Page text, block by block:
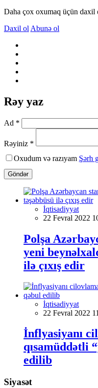
Daha çox oxumaq üçün daxil
Daxil ol Abunə ol
Rəy yaz
Ad *
Rəyiniz *
Oxudum və razıyam Şərh
Göndər
İqtisadiyyat
22 Fevral 2022
Polşa
yeni
ilə çıxış edir
İqtisadiyyat
22 Fevral 2022
İnflyasiyanı
qısamüddətli
edilib
Siyasət